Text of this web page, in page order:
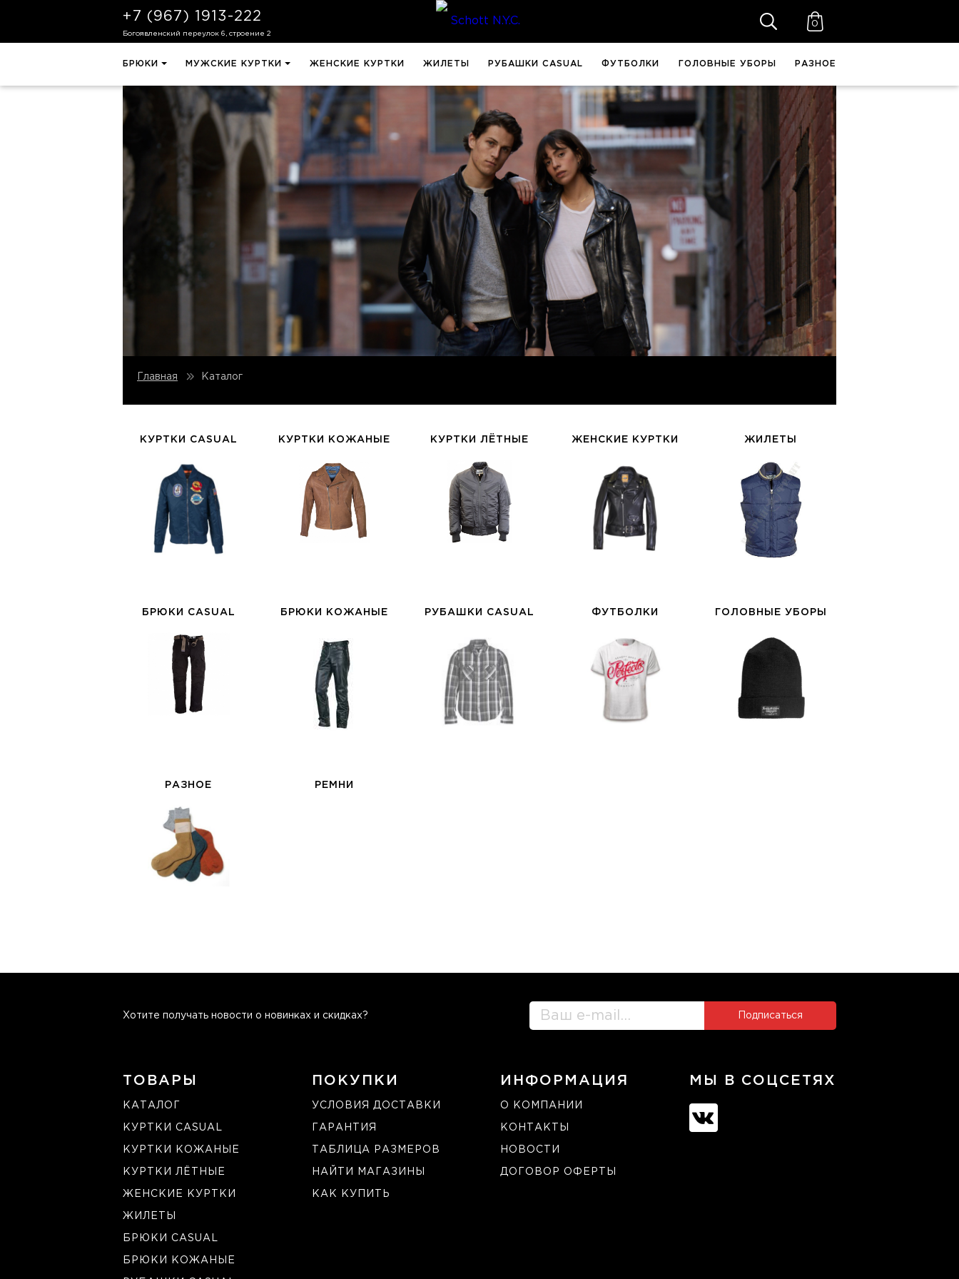
+7 (967) 1913-222
Богоявленский переулок 6, строение 2
0
БРЮКИ МУЖСКИЕ КУРТКИ ЖЕНСКИЕ КУРТКИ ЖИЛЕТЫ РУБАШКИ CASUAL ФУТБОЛКИ ГОЛОВНЫЕ УБОРЫ РАЗНОЕ
Главная Каталог
КУРТКИ CASUAL КУРТКИ КОЖАНЫЕ КУРТКИ ЛЁТНЫЕ ЖЕНСКИЕ КУРТКИ ЖИЛЕТЫ
БРЮКИ CASUAL БРЮКИ КОЖАНЫЕ РУБАШКИ CASUAL ФУТБОЛКИ ГОЛОВНЫЕ УБОРЫ
РАЗНОЕ РЕМНИ
Хотите получать новости о новинках и скидках?
ТОВАРЫ
КАТАЛОГ
КУРТКИ CASUAL
КУРТКИ КОЖАНЫЕ
КУРТКИ ЛЁТНЫЕ
ЖЕНСКИЕ КУРТКИ
ЖИЛЕТЫ
БРЮКИ CASUAL
БРЮКИ КОЖАНЫЕ
ПОКУПКИ
УСЛОВИЯ ДОСТАВКИ
ГАРАНТИЯ
ТАБЛИЦА РАЗМЕРОВ
НАЙТИ МАГАЗИНЫ
КАК КУПИТЬ
ИНФОРМАЦИЯ
О КОМПАНИИ
КОНТАКТЫ
НОВОСТИ
ДОГОВОР ОФЕРТЫ
МЫ В СОЦСЕТЯХ